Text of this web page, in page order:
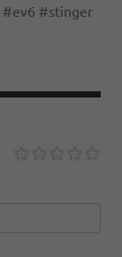
#ev6 #stinger